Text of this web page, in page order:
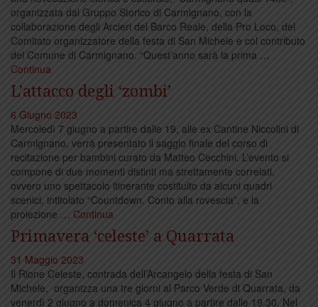
organizzata dal Gruppo Storico di Carmignano, con la
collaborazione degli Arcieri del Barco Reale, della Pro Loco, del
Comitato organizzatore della festa di San Michele e col contributo
del Comune di Carmignano. “Quest’anno sarà la prima …
Continua
L’attacco degli ‘zombi’
6 Giugno 2023
Mercoledì 7 giugno a partire dalle 19, alle ex Cantine Niccolini di
Carmignano, verrà presentato il saggio finale del corso di
recitazione per bambini curato da Matteo Cecchini. L’evento si
compone di due momenti distinti ma strettamente correlati,
ovvero uno spettacolo itinerante costituito da alcuni quadri
scenici, intitolato “Countdown. Conto alla rovescia”, e la
proiezione … Continua
Primavera ‘celeste’ a Quarrata
31 Maggio 2023
Il Rione Celeste, contrada dell’Arcangelo della festa di San
Michele, organizza una tre giorni al Parco Verde di Quarrata, da
venerdì 2 giugno a domenica 4 giugno a partire dalle 19.30. Nel